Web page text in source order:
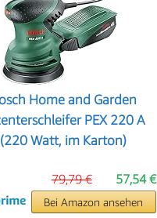
Home and Garden
PEX 220 A
(220 Watt, im Karton)
57,54 €
79,79 €
Bei Amazon ansehen